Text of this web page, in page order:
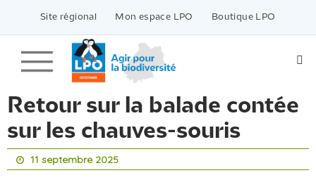
contenu
Site régional Mon espace LPO Boutique LPO
Retour sur la balade contée
sur les chauves-souris
11 septembre 2025